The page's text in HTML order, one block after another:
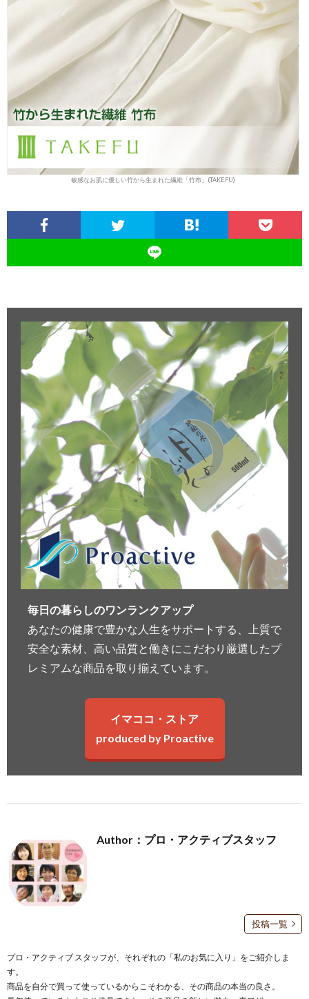
敏感なお肌に優しい竹から生まれた繊維「竹布」(TAKEFU)
毎日の暮らしのワンランクアップ
あなたの健康で豊かな人生をサポートする、上質で
安全な素材、高い品質と働きにこだわり厳選したプ
レミアムな商品を取り揃えています。
イマココ・ストア
produced by Proactive
Author：プロ・アクティブスタッフ
投稿一覧
プロ・アクティブ スタッフが、それぞれの「私のお気に入り」をご紹介しま
す。
商品を自分で買って使っているからこそわかる、その商品の本当の良さ。